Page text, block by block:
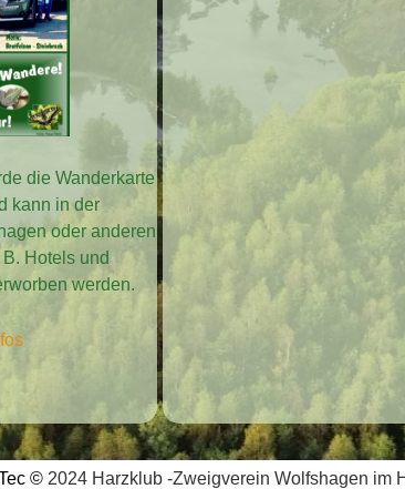
die Wanderkarte
kann in der
oder anderen
Hotels und
werden.
© 2024 Harzklub -Zweigverein Wolfshagen im